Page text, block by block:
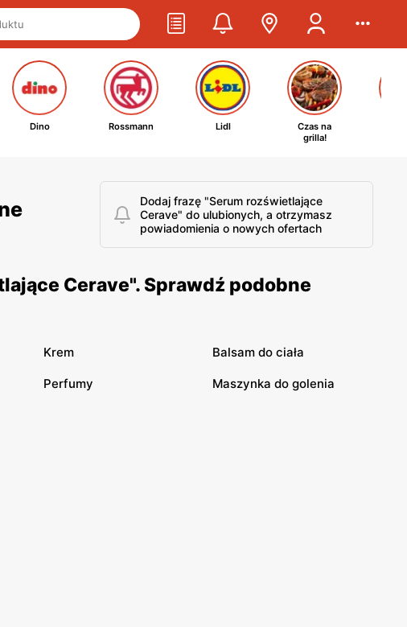
Dino Rossmann Lidl
Czas na
grilla!
Dodaj frazę "Serum rozświetlające
Cerave" do ulubionych, a otrzymasz
powiadomienia o nowych ofertach
Cerave". Sprawdź podobne
Krem Balsam do ciała
Perfumy Maszynka do golenia